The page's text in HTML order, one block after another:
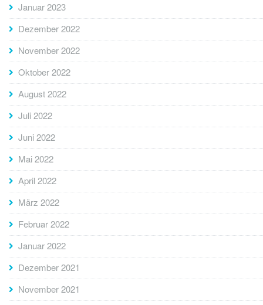
Januar 2023
Dezember 2022
November 2022
Oktober 2022
August 2022
Juli 2022
Juni 2022
Mai 2022
April 2022
März 2022
Februar 2022
Januar 2022
Dezember 2021
November 2021